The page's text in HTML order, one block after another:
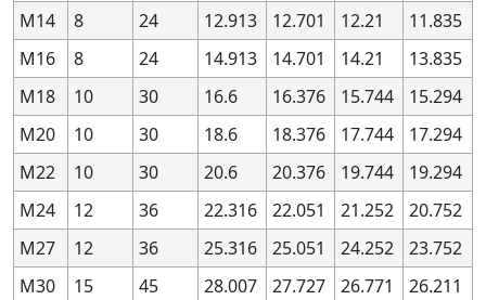
1.4
2.8 0.2 — — — —
—
1.4
2.8 0.2 7G — — —
—
1.4
2.8 0.2 7H — — —
—
1.4
2.8 0.2 8G — — —
—
1.4
2.8 0.2 8H — — —
—
1.4
2.8 0.25 — — — —
—
1.4
2.8 0.25 4H +48 0 +45
0
1.4
2.8 0.25 5G +78 +18 +74
1.4
2.8 0.25 5H +60 0 +56
1.4
2.8 0.2 — — — —
—
1.4
2.8 0.2 7G — — —
—
1.4
2.8 0.2 7H — — —
—
1.4
2.8 0.2 8G — — —
—
1.4
2.8 0.2 8H — — —
—
1.4
2.8 0.25 — — — —
—
1.4
2.8 0.25 4H +48 0 +45
0
1.4
2.8 0.25 5G +78 +18 +74
1.4
2.8 0.25 5H +60 0 +56
M14
8 24 12.913 12.701 12.21
11.835
M16
8 24 14.913 14.701 14.21
13.835
M18
10 30 16.6 16.376 15.744
15.294
M20
10 30 18.6 18.376 17.744
17.294
M22
10 30 20.6 20.376 19.744
19.294
M24
12 36 22.316 22.051 21.252
20.752
M27
12 36 25.316 25.051 24.252
23.752
M30
15 45 28.007 27.727 26.771
26.211